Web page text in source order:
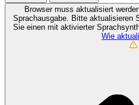
Browser muss aktualisiert
Sprachausgabe. Bitte aktualisieren
Sie einen mit aktivierter
Wie